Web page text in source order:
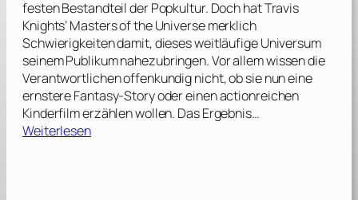
festen Bestandteil der Popkultur. Doch hat Travis
Knights’ Masters of the Universe merklich
Schwierigkeiten damit, dieses weitläufige Universum
seinem Publikum nahezubringen. Vor allem wissen die
Verantwortlichen offenkundig nicht, ob sie nun eine
ernstere Fantasy-Story oder einen actionreichen
Kinderfilm erzählen wollen. Das Ergebnis…
Weiterlesen: